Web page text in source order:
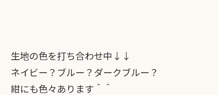
生地の色を打ち合わせ中↓↓
ネイビー？ブルー？ダークブルー？
紺にも色々あります＾＾